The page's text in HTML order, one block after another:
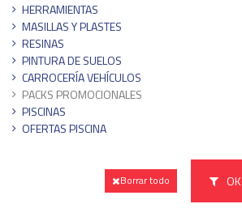
HERRAMIENTAS
MASILLAS Y PLASTES
RESINAS
PINTURA DE SUELOS
CARROCERÍA VEHÍCULOS
PACKS PROMOCIONALES
PISCINAS
OFERTAS PISCINA
Borrar todo OK